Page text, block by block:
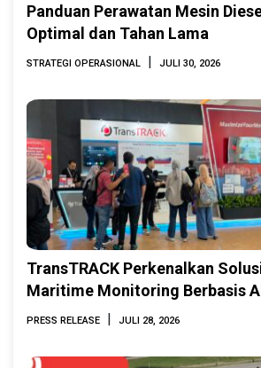
Panduan Perawatan Mesin
Optimal dan Tahan Lama
STRATEGI OPERASIONAL | JULI 30, 2026
TransTRACK Perkenalkan
Maritime Monitoring Berbasis
INAMARINE 2026
PRESS RELEASE | JULI 28, 2026